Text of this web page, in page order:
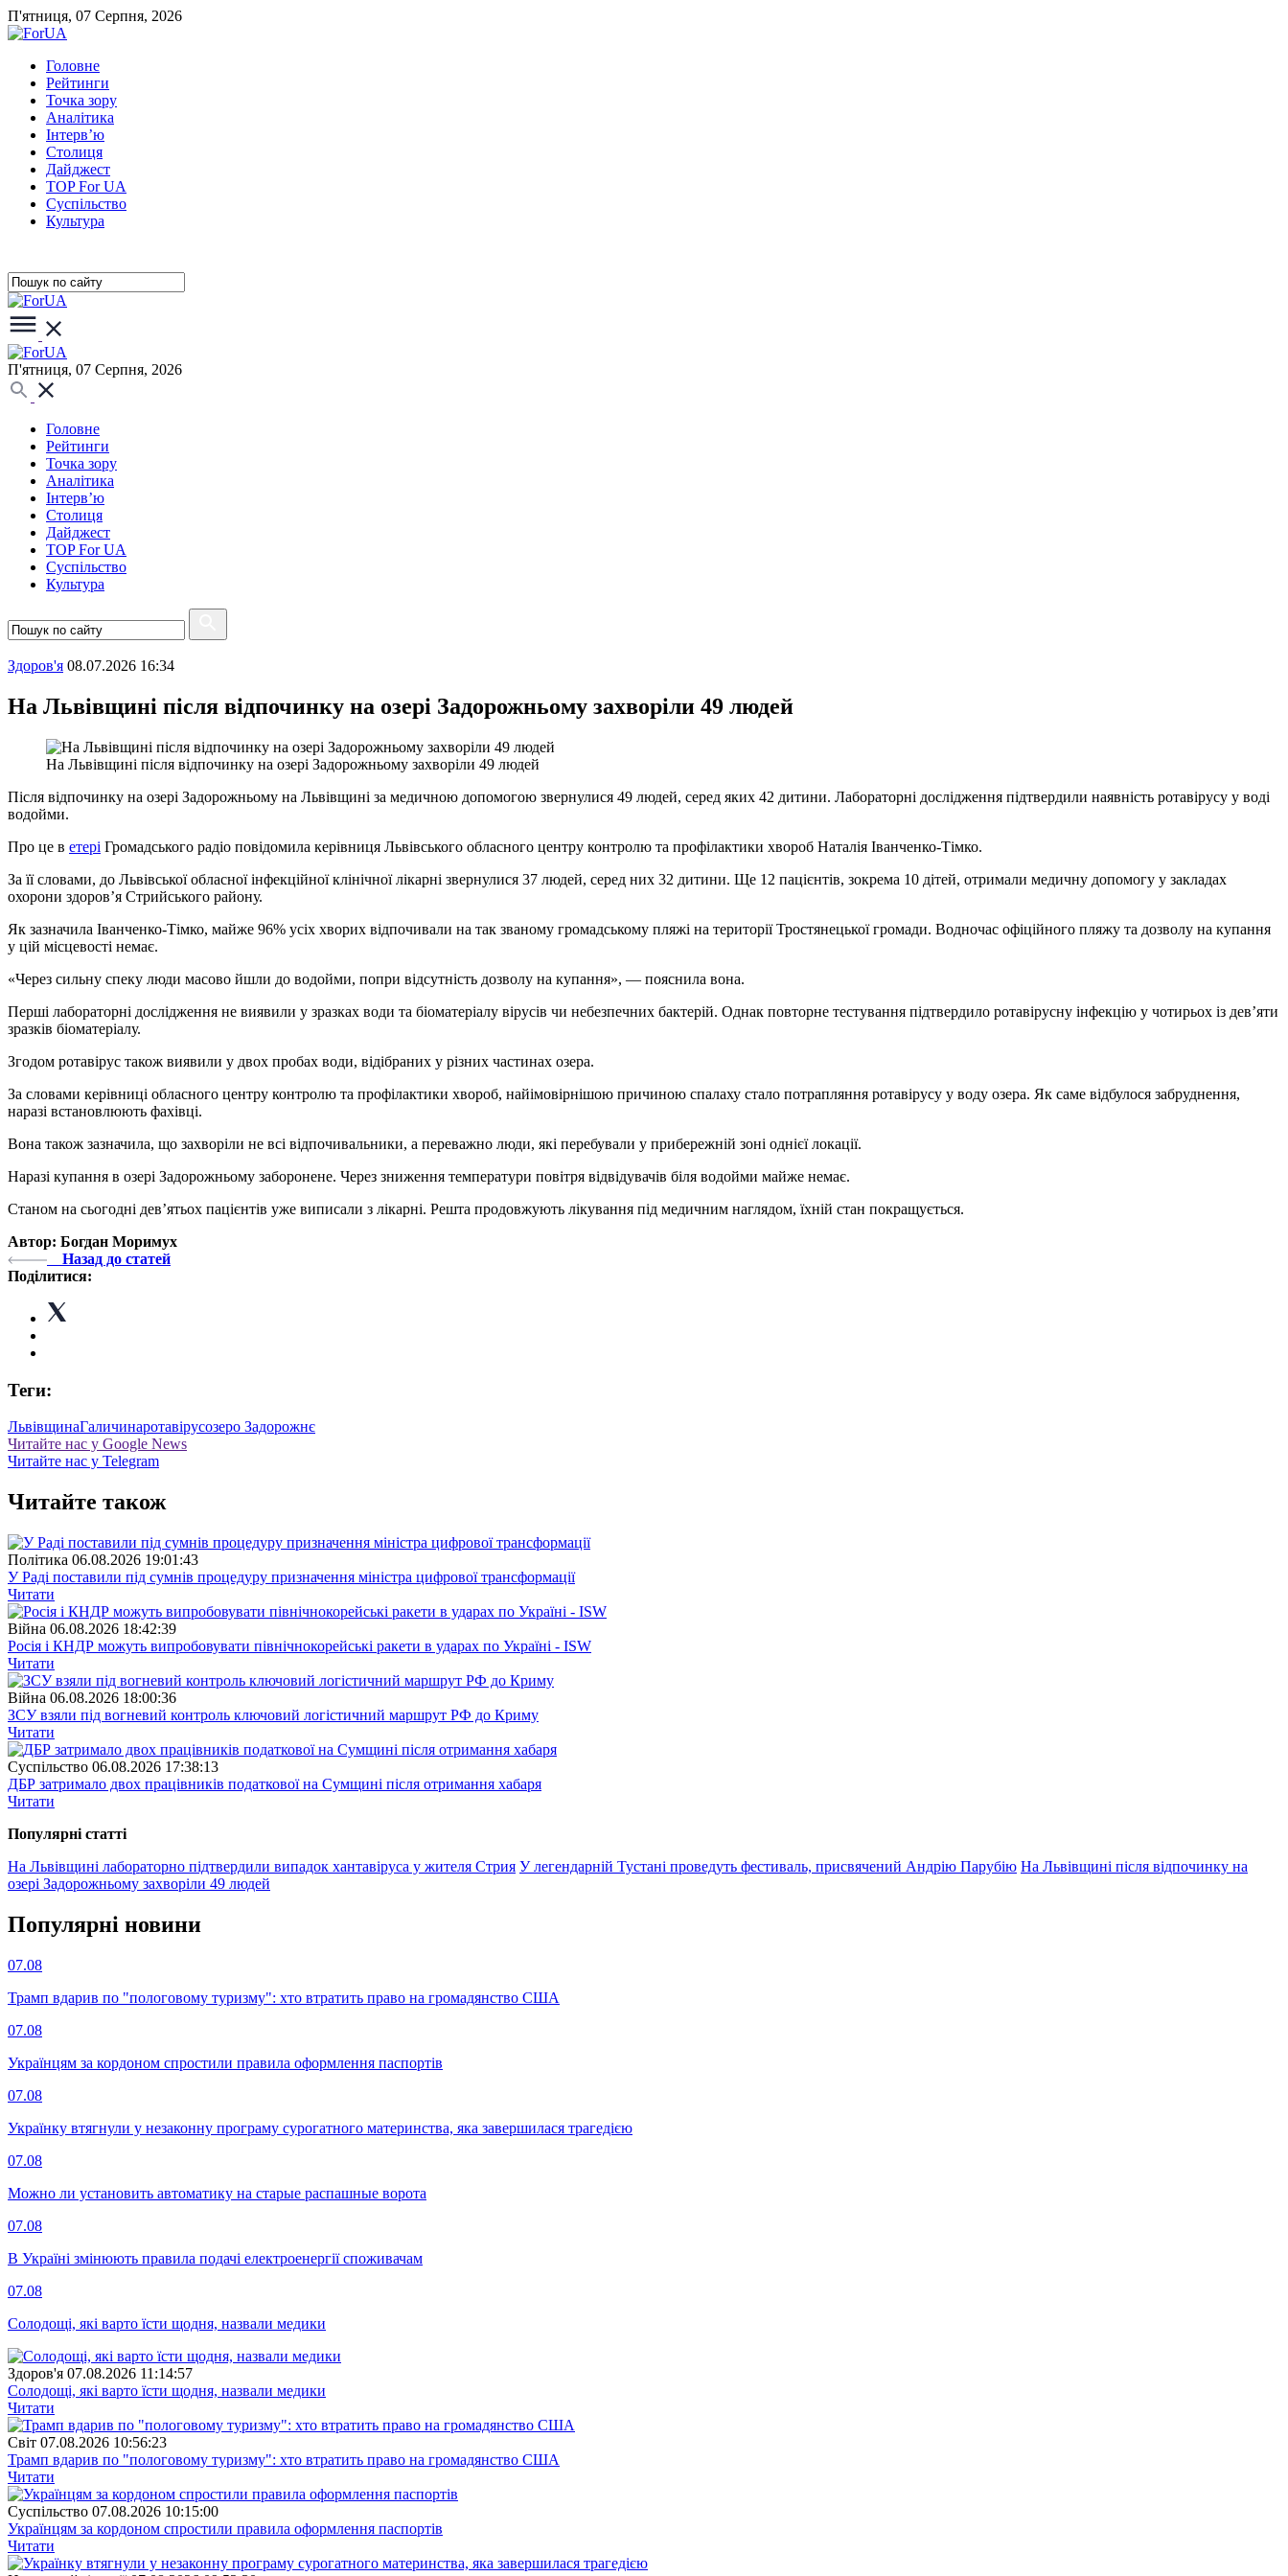
П'ятниця, 07 Серпня, 2026
Головне
Рейтинги
Точка зору
Аналітика
Інтерв’ю
Столиця
Дайджест
TOP For UA
Суспiльство
Культура
П'ятниця, 07 Серпня, 2026
Головне
Рейтинги
Точка зору
Аналітика
Інтерв’ю
Столиця
Дайджест
TOP For UA
Суспiльство
Культура
Здоров'я 08.07.2026 16:34
На Львівщині після відпочинку на озері Задорожньому захворіли 49 людей
На Львівщині після відпочинку на озері Задорожньому захворіли 49 людей
Після відпочинку на озері Задорожньому на Львівщині за медичною допомогою звернулися 49 людей, серед яких 42 дитини. Лабораторні дослідження підтвердили наявність ротавірусу у воді
водойми.
Про це в етері Громадського радіо повідомила керівниця Львівського обласного центру контролю та профілактики хвороб Наталія Іванченко-Тімко.
За її словами, до Львівської обласної інфекційної клінічної лікарні звернулися 37 людей, серед них 32 дитини. Ще 12 пацієнтів, зокрема 10 дітей, отримали медичну допомогу у закладах
охорони здоров’я Стрийського району.
Як зазначила Іванченко-Тімко, майже 96% усіх хворих відпочивали на так званому громадському пляжі на території Тростянецької громади. Водночас офіційного пляжу та дозволу на купання
у цій місцевості немає.
«Через сильну спеку люди масово йшли до водойми, попри відсутність дозволу на купання», — пояснила вона.
Перші лабораторні дослідження не виявили у зразках води та біоматеріалу вірусів чи небезпечних бактерій. Однак повторне тестування підтвердило ротавірусну інфекцію у чотирьох із дев’яти
зразків біоматеріалу.
Згодом ротавірус також виявили у двох пробах води, відібраних у різних частинах озера.
За словами керівниці обласного центру контролю та профілактики хвороб, найімовірнішою причиною спалаху стало потрапляння ротавірусу у воду озера. Як саме відбулося забруднення,
наразі встановлюють фахівці.
Вона також зазначила, що захворіли не всі відпочивальники, а переважно люди, які перебували у прибережній зоні однієї локації.
Наразі купання в озері Задорожньому заборонене. Через зниження температури повітря відвідувачів біля водойми майже немає.
Станом на сьогодні дев’ятьох пацієнтів уже виписали з лікарні. Решта продовжують лікування під медичним наглядом, їхній стан покращується.
Автор: Богдан Моримух
Назад до статей
Поділитися:
Теги:
ЛьвівщинаГаличинаротавірусозеро Задорожнє
Читайте нас у Google News
Читайте нас у Telegram
Читайте також
Полiтика 06.08.2026 19:01:43
У Раді поставили під сумнів процедуру призначення міністра цифрової трансформації
Читати
Війна 06.08.2026 18:42:39
Росія і КНДР можуть випробовувати північнокорейські ракети в ударах по Україні - ISW
Читати
Війна 06.08.2026 18:00:36
ЗСУ взяли під вогневий контроль ключовий логістичний маршрут РФ до Криму
Читати
Суспiльство 06.08.2026 17:38:13
ДБР затримало двох працівників податкової на Сумщині після отримання хабаря
Читати
Популярнi статтi
На Львівщині лабораторно підтвердили випадок хантавіруса у жителя Стрия У легендарній Тустані проведуть фестиваль, присвячений Андрію Парубію На Львівщині після відпочинку на
озері Задорожньому захворіли 49 людей
Популярнi новини
07.08
Трамп вдарив по "пологовому туризму": хто втратить право на громадянство США
07.08
Українцям за кордоном спростили правила оформлення паспортів
07.08
Українку втягнули у незаконну програму сурогатного материнства, яка завершилася трагедією
07.08
Можно ли установить автоматику на старые распашные ворота
07.08
В Україні змінюють правила подачі електроенергії споживачам
07.08
Солодощі, які варто їсти щодня, назвали медики
Здоров'я 07.08.2026 11:14:57
Солодощі, які варто їсти щодня, назвали медики
Читати
Свiт 07.08.2026 10:56:23
Трамп вдарив по "пологовому туризму": хто втратить право на громадянство США
Читати
Суспiльство 07.08.2026 10:15:00
Українцям за кордоном спростили правила оформлення паспортів
Читати